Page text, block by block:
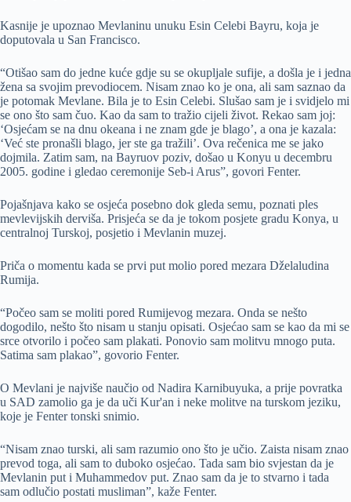
Kasnije je upoznao Mevlaninu unuku Esin Celebi Bayru, koja je
doputovala u San Francisco.
“Otišao sam do jedne kuće gdje su se okupljale sufije, a došla je i jedna
žena sa svojim prevodiocem. Nisam znao ko je ona, ali sam saznao da
je potomak Mevlane. Bila je to Esin Celebi. Slušao sam je i svidjelo mi
se ono što sam čuo. Kao da sam to tražio cijeli život. Rekao sam joj:
‘Osjećam se na dnu okeana i ne znam gde je blago’, a ona je kazala:
‘Već ste pronašli blago, jer ste ga tražili’. Ova rečenica me se jako
dojmila. Zatim sam, na Bayruov poziv, došao u Konyu u decembru
2005. godine i gledao ceremonije Seb-i Arus”, govori Fenter.
Pojašnjava kako se osjeća posebno dok gleda semu, poznati ples
mevlevijskih derviša. Prisjeća se da je tokom posjete gradu Konya, u
centralnoj Turskoj, posjetio i Mevlanin muzej.
Priča o momentu kada se prvi put molio pored mezara Dželaludina
Rumija.
“Počeo sam se moliti pored Rumijevog mezara. Onda se nešto
dogodilo, nešto što nisam u stanju opisati. Osjećao sam se kao da mi se
srce otvorilo i počeo sam plakati. Ponovio sam molitvu mnogo puta.
Satima sam plakao”, govorio Fenter.
O Mevlani je najviše naučio od Nadira Karnibuyuka, a prije povratka
u SAD zamolio ga je da uči Kur'an i neke molitve na turskom jeziku,
koje je Fenter tonski snimio.
“Nisam znao turski, ali sam razumio ono što je učio. Zaista nisam znao
prevod toga, ali sam to duboko osjećao. Tada sam bio svjestan da je
Mevlanin put i Muhammedov put. Znao sam da je to stvarno i tada
sam odlučio postati musliman”, kaže Fenter.